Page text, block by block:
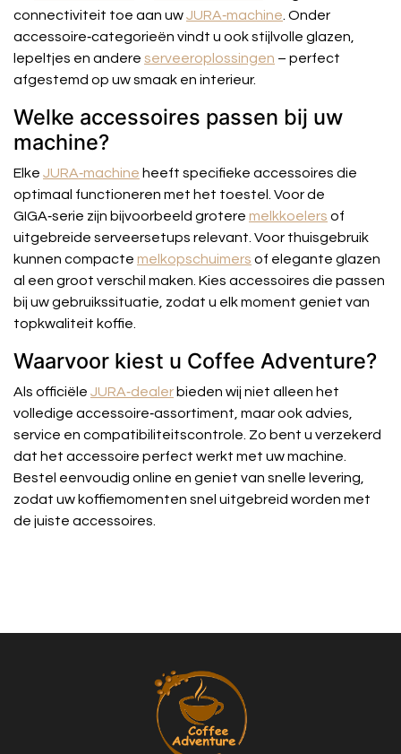
connectiviteit toe aan uwJURA‑machine . Onder
accessoire‑categorieën vindt u ook stijlvolle glazen,
lepeltjes en andere serveeroplossingen – perfect
afgestemd op uw smaak en interieur.
Welke accessoires passen bij uw
machine?
Elke JURA‑machine heeft specifieke accessoires die
optimaal functioneren met het toestel. Voor de
GIGA‑serie zijn bijvoorbeeld grotere melkkoelers of
uitgebreide serveersetups relevant. Voor thuisgebruik
kunnen compacte melkopschuimers of elegante glazen
al een groot verschil maken. Kies accessoires die passen
bij uw gebruikssituatie, zodat u elk moment geniet van
topkwaliteit koffie.
Waarvoor kiest u Coffee Adventure?
Als officiële JURA‑dealer bieden wij niet alleen het
volledige accessoire‑assortiment, maar ook advies,
service en compatibiliteitscontrole. Zo bent u verzekerd
dat het accessoire perfect werkt met uw machine.
Bestel eenvoudig online en geniet van snelle levering,
zodat uw koffiemomenten snel uitgebreid worden met
de juiste accessoires.